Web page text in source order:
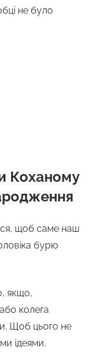
не було
Коханому
щоб саме наш
бурю
якщо,
колега
Щоб цього не
ідеями.